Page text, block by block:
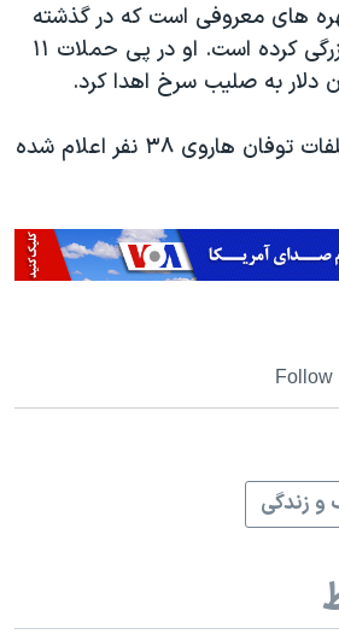
های معروفی است که در گذشته
نیز کمک های پولی بزرگی کرده است. او در پی حملات ۱۱
دلار به صلیب سرخ اهدا کرد.
در حال حاضر تعداد تلفات توفان هاروی ۳۸ نفر اعلام شده
Follow
و زندگی